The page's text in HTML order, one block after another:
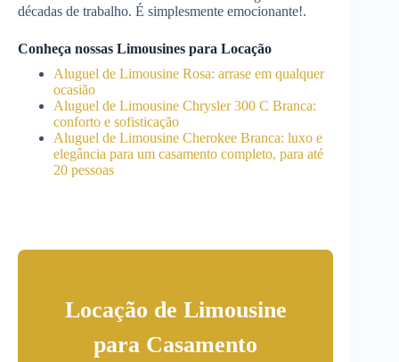
décadas de trabalho. É simplesmente emocionante!.
Conheça nossas Limousines para Locação
Aluguel de Limousine Rosa: arrase em qualquer
ocasião
Aluguel de Limousine Chrysler 300 C Branca:
conforto e sofisticação
Aluguel de Limousine Cherokee Branca: luxo e
elegância para um casamento completo, para até
20 pessoas
Locação de Limousine
para Casamento